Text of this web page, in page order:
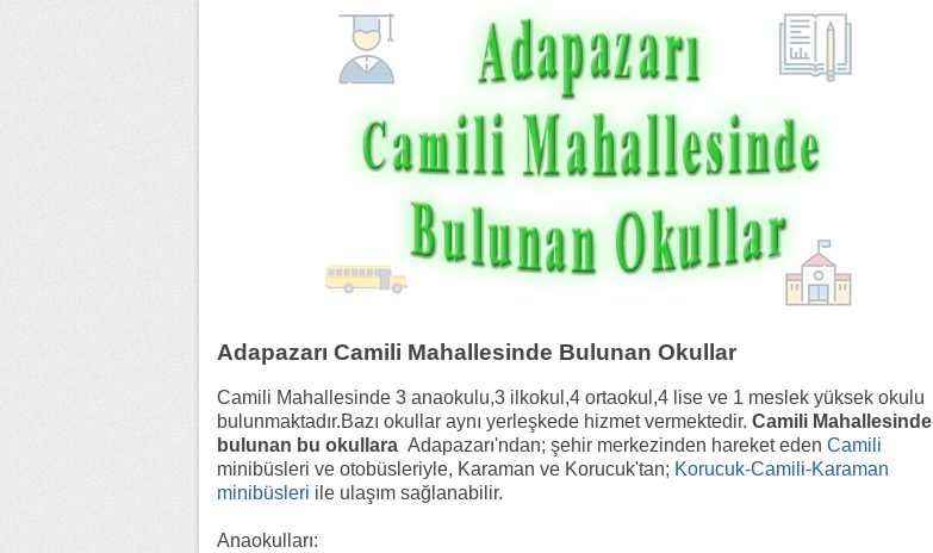
Adapazarı Camili Mahallesinde Bulunan Okullar
Camili Mahallesinde 3 anaokulu,3 ilkokul,4 ortaokul,4 lise ve 1 meslek yüksek okulu
bulunmaktadır.Bazı okullar aynı yerleşkede hizmet vermektedir. Camili Mahallesinde
bulunan bu okullara Adapazarı'ndan; şehir merkezinden hareket eden Camili
minibüsleri ve otobüsleriyle, Karaman ve Korucuk'tan; Korucuk-Camili-Karaman
minibüsleri ile ulaşım sağlanabilir.
Anaokulları: